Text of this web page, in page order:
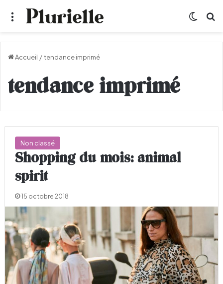
Menu
Accueil /tendance imprimé
tendance imprimé
Non classé
Shopping du mois: animal
spirit
15 octobre 2018